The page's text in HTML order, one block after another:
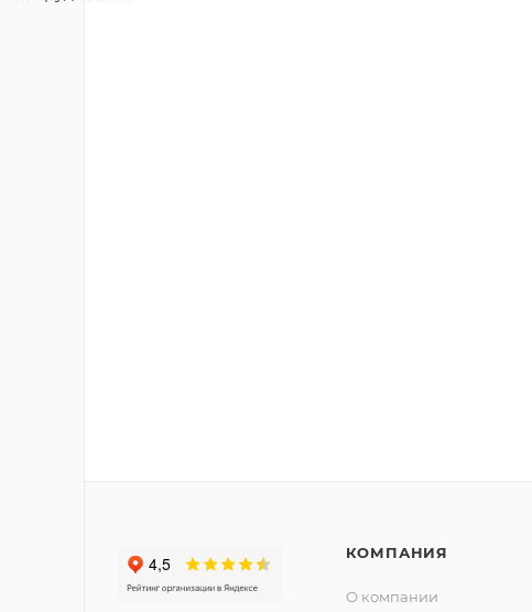
КОМПАНИЯ
О компании